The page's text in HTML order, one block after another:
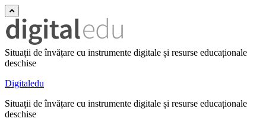
Situații de învățare cu instrumente digitale și resurse educaționale
deschise
Digitaledu
Situații de învățare cu instrumente digitale și resurse educaționale
deschise